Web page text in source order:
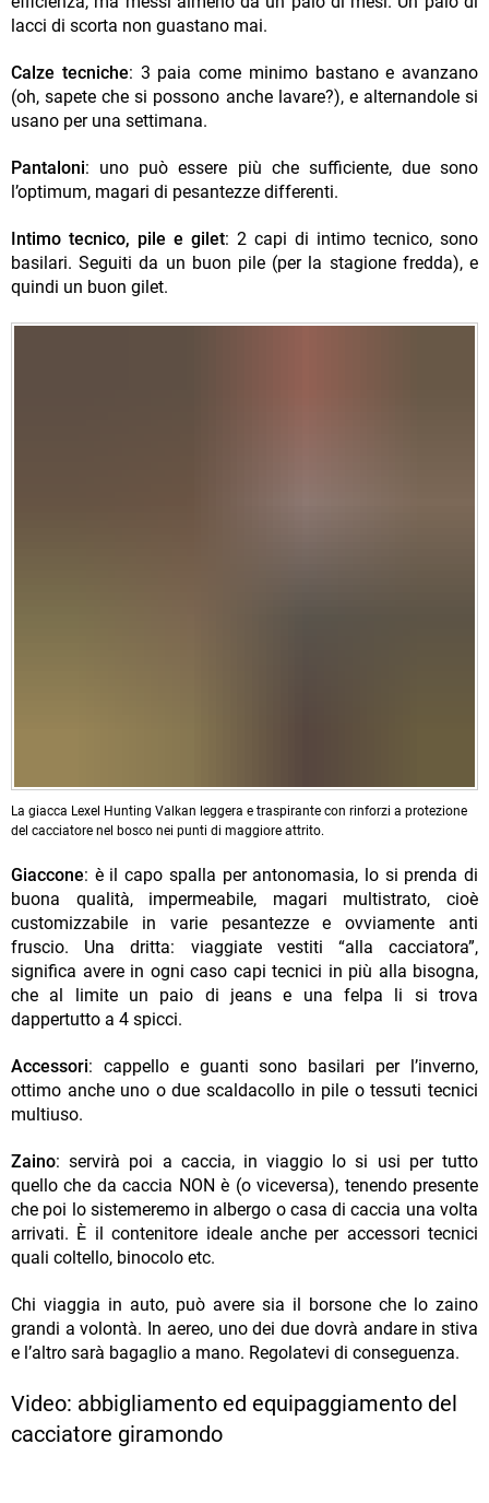
lacci di scorta non guastano mai.
Calze tecniche: 3 paia come minimo bastano e avanzano
(oh, sapete che si possono anche lavare?), e alternandole si
usano per una settimana.
Pantaloni: uno può essere più che sufficiente, due sono
l’optimum, magari di pesantezze differenti.
Intimo tecnico, pile e gilet: 2 capi di intimo tecnico, sono
basilari. Seguiti da un buon pile (per la stagione fredda), e
quindi un buon gilet.
La giacca Lexel Hunting Valkan leggera e traspirante con rinforzi a protezione
del cacciatore nel bosco nei punti di maggiore attrito.
Giaccone: è il capo spalla per antonomasia, lo si prenda di
buona qualità, impermeabile, magari multistrato, cioè
customizzabile in varie pesantezze e ovviamente anti
fruscio. Una dritta: viaggiate vestiti “alla cacciatora”,
significa avere in ogni caso capi tecnici in più alla bisogna,
che al limite un paio di jeans e una felpa li si trova
dappertutto a 4 spicci.
Accessori: cappello e guanti sono basilari per l’inverno,
ottimo anche uno o due scaldacollo in pile o tessuti tecnici
multiuso.
Zaino: servirà poi a caccia, in viaggio lo si usi per tutto
quello che da caccia NON è (o viceversa), tenendo presente
che poi lo sistemeremo in albergo o casa di caccia una volta
arrivati. È il contenitore ideale anche per accessori tecnici
quali coltello, binocolo etc.
Chi viaggia in auto, può avere sia il borsone che lo zaino
grandi a volontà. In aereo, uno dei due dovrà andare in stiva
e l’altro sarà bagaglio a mano. Regolatevi di conseguenza.
Video: abbigliamento ed equipaggiamento del
cacciatore giramondo